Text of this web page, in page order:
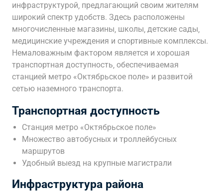
инфраструктурой‚ предлагающий своим жителям
широкий спектр удобств. Здесь расположены
многочисленные магазины‚ школы‚ детские сады‚
медицинские учреждения и спортивные комплексы.
Немаловажным фактором является и хорошая
транспортная доступность‚ обеспечиваемая
станцией метро «Октябрьское поле» и развитой
сетью наземного транспорта.
Транспортная доступность
Станция метро «Октябрьское поле»
Множество автобусных и троллейбусных
маршрутов
Удобный выезд на крупные магистрали
Инфраструктура района